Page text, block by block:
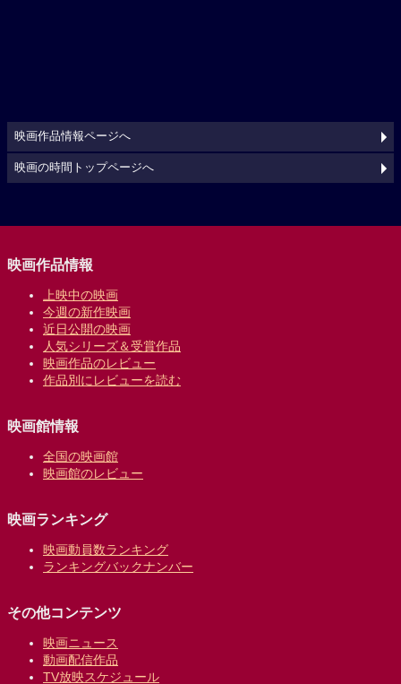
映画作品情報ページへ
映画の時間トップページへ
映画作品情報
上映中の映画
今週の新作映画
近日公開の映画
人気シリーズ＆受賞作品
映画作品のレビュー
作品別にレビューを読む
映画館情報
全国の映画館
映画館のレビュー
映画ランキング
映画動員数ランキング
ランキングバックナンバー
その他コンテンツ
映画ニュース
動画配信作品
TV放映スケジュール